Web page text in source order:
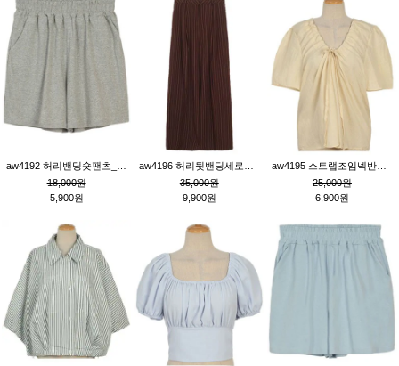
18,000원
5,900원
35,000원
9,900원
25,000원
6,900원